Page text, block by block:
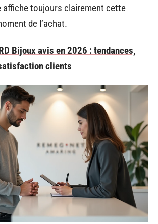
affiche toujours clairement cette
de l’achat.
Bijoux avis en 2026 : tendances,
clients